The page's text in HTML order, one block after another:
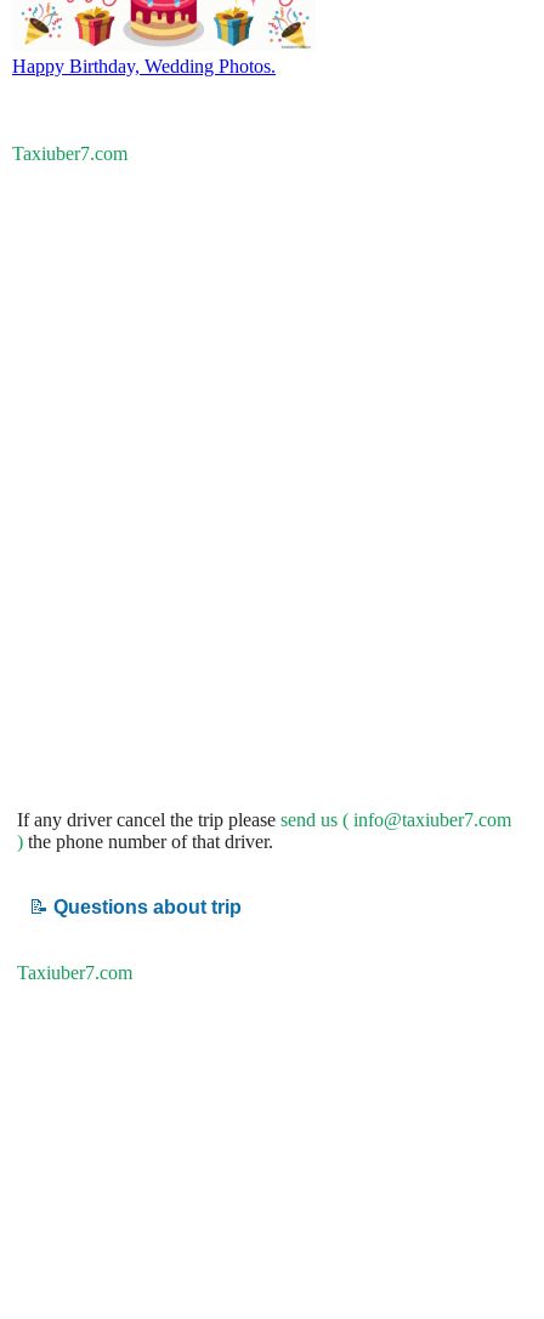
Happy Birthday, Wedding Photos.
Taxiuber7.com
If any driver cancel the trip please send us ( info@taxiuber7.com
) the phone number of that driver.
📝 Questions about trip
Taxiuber7.com